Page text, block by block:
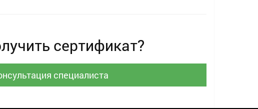
сертификат?
специалиста